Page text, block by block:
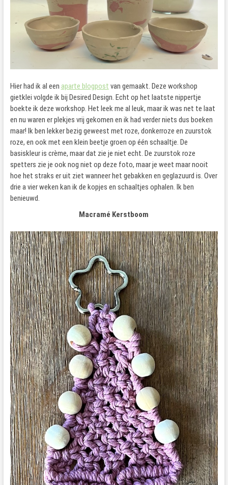
Hier had ik al een aparte blogpost van gemaakt. Deze workshop
gietklei volgde ik bij Desired Design. Echt op het laatste nippertje
boekte ik deze workshop. Het leek me al leuk, maar ik was net te laat
en nu waren er plekjes vrij gekomen en ik had verder niets dus boeken
maar! Ik ben lekker bezig geweest met roze, donkerroze en zuurstok
roze, en ook met een klein beetje groen op één schaaltje. De
basiskleur is crème, maar dat zie je niet echt. De zuurstok roze
spetters zie je ook nog niet op deze foto, maar je weet maar nooit
hoe het straks er uit ziet wanneer het gebakken en geglazuurd is. Over
drie a vier weken kan ik de kopjes en schaaltjes ophalen. Ik ben
benieuwd.
Macramé Kerstboom